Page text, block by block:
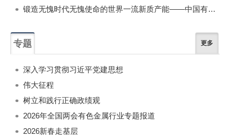
锻造无愧时代无愧使命的世界一流新质产能——中国有色金属工业的战略应对与破局之道（二）
专题 更多
深入学习贯彻习近平党建思想
伟大征程
树立和践行正确政绩观
2026年全国两会有色金属行业专题报道
2026新春走基层